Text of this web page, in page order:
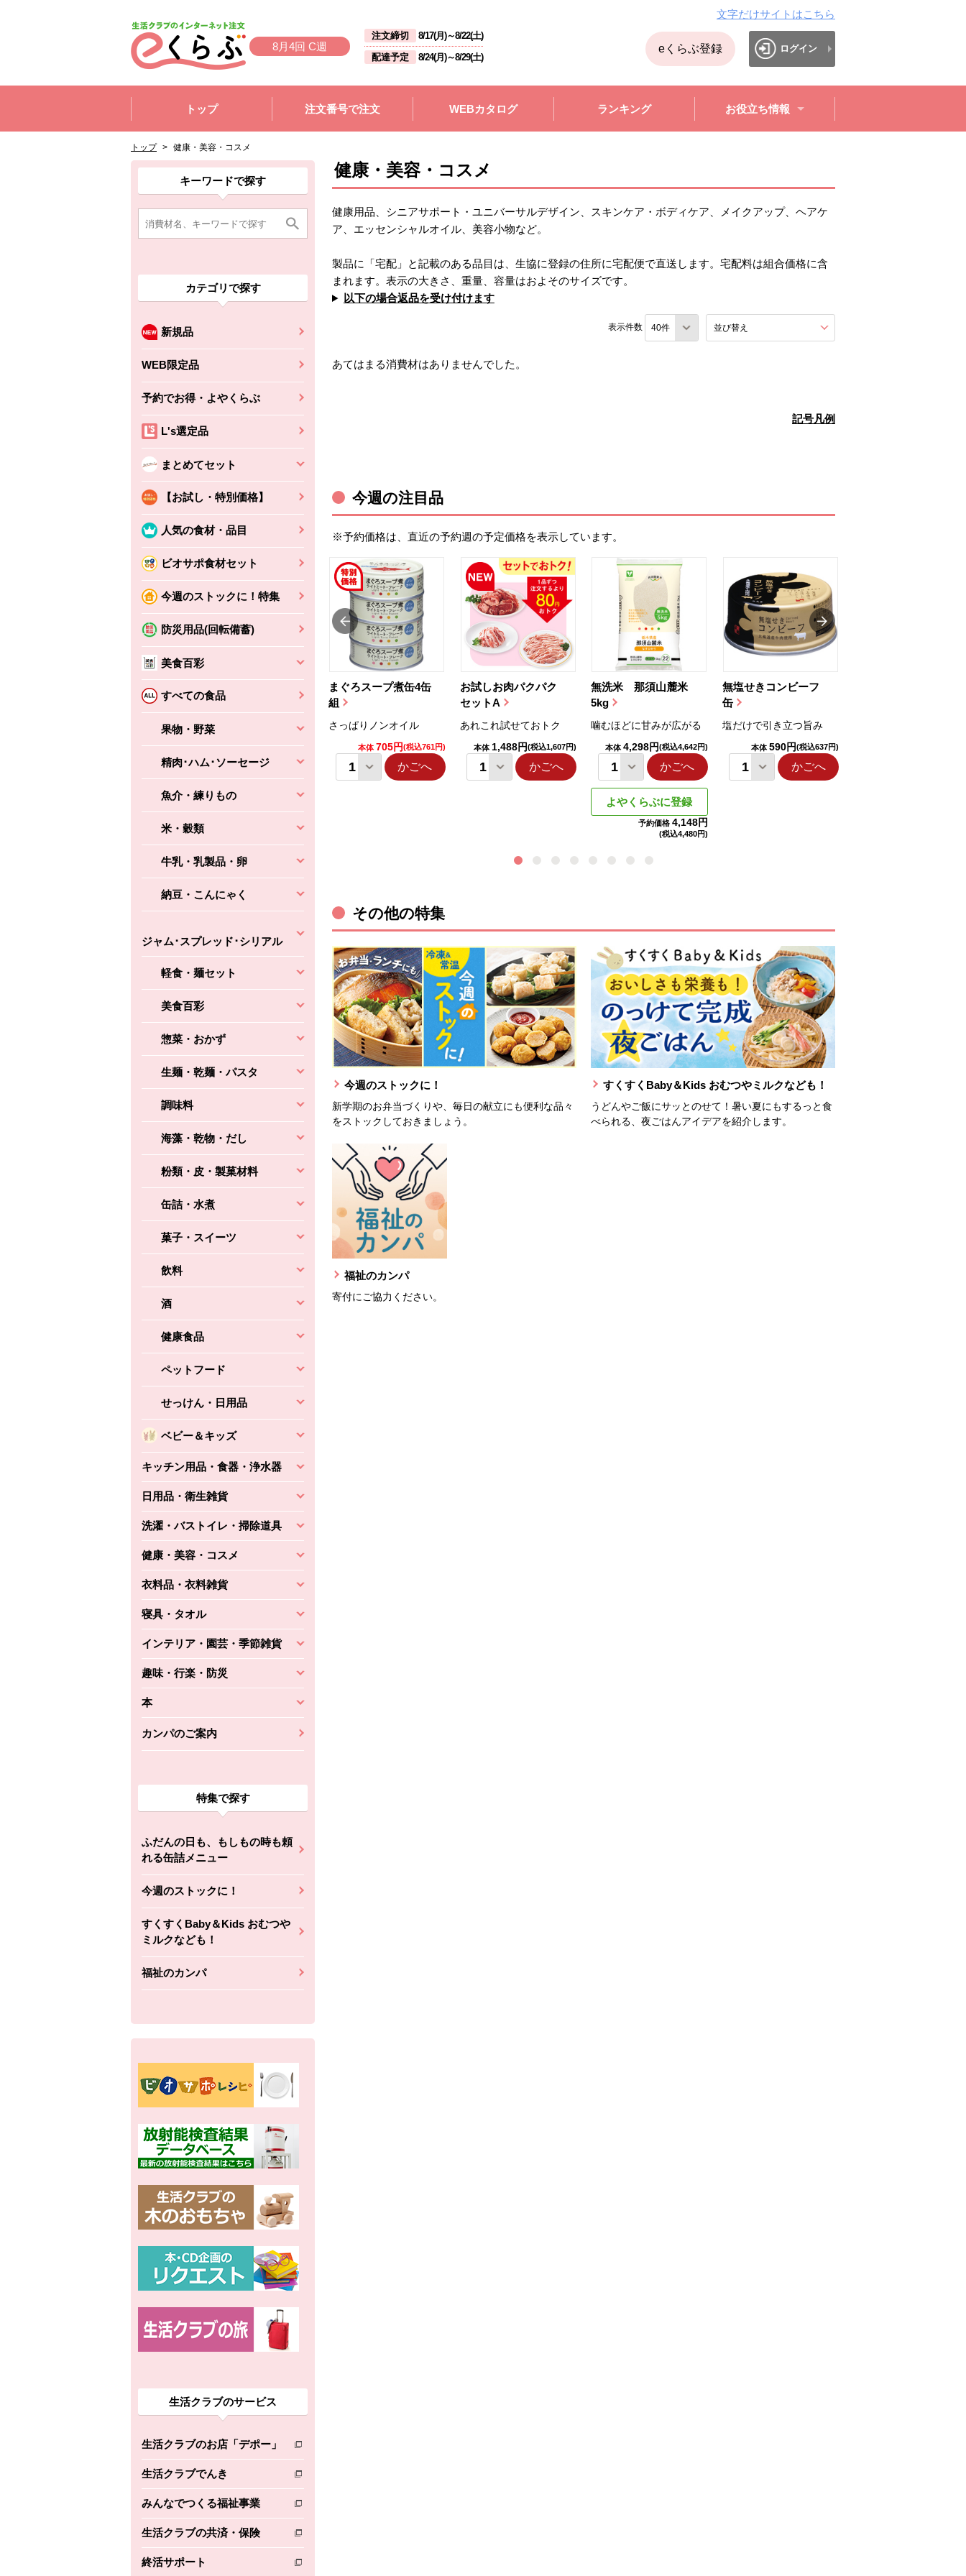
8月4回 C週
注文締切 8/17(月)～8/22(土)
配達予定
8/24(月)～8/29(土)
文字だけサイトはこちら
eくらぶ登録 ログイン
トップ
注文番号で注文 WEBカタログ ランキング お役立ち情報
トップ > 健康・美容・コスメ
ここから消費材検索メニューです。
キーワードで探す
カテゴリで探す
新規品
WEB限定品
予約でお得・よやくらぶ
L's選定品
まとめてセット
【お試し・特別価格】
人気の食材・品目
ビオサポ食材セット
今週のストックに！特集
防災用品(回転備蓄)
美食百彩
すべての食品
果物・野菜
精肉･ハム･ソーセージ
魚介・練りもの
米・穀類
牛乳・乳製品・卵
納豆・こんにゃく
ジャム･スプレッド･シリアル
軽食・麺セット
美食百彩
惣菜・おかず
生麺・乾麺・パスタ
調味料
海藻・乾物・だし
粉類・皮・製菓材料
缶詰・水煮
菓子・スイーツ
飲料
酒
健康食品
ペットフード
せっけん・日用品
ベビー＆キッズ
キッチン用品・食器・浄水器
日用品・衛生雑貨
洗濯・バストイレ・掃除道具
健康・美容・コスメ
衣料品・衣料雑貨
寝具・タオル
インテリア・園芸・季節雑貨
趣味・行楽・防災
本
カンパのご案内
特集で探す
ふだんの日も、もしもの時も頼
れる缶詰メニュー
今週のストックに！
すくすくBaby＆Kids おむつや
ミルクなども！
福祉のカンパ
消費材検索メニューここまで。
ここから本文です。
ここから組合員向けメニューです。
生活クラブのサービス
生活クラブのお店「デポー」
別のウィンドウで開きます。
生活クラブでんき
別のウィンドウで開きます。
みんなでつくる福祉事業
別のウィンドウで開きます。
生活クラブの共済・保険
別のウィンドウで開きます。
終活サポート
別のウィンドウで開きます。
組合員向けメニューここまで。
ここから本文です。 健康・美容・コスメ
健康用品、シニアサポート・ユニバーサルデザイン、スキンケア・ボディケア、メイクアップ、ヘアケ
ア、エッセンシャルオイル、美容小物など。
製品に「宅配」と記載のある品目は、生協に登録の住所に宅配便で直送します。宅配料は組合価格に含
まれます。表示の大きさ、重量、容量はおよそのサイズです。
以下の場合返品を受け付けます
表示件数 並び替え
あてはまる消費材はありませんでした。
記号凡例
今週の注目品
※予約価格は、直近の予約週の予定価格を表示しています。
まぐろスープ煮缶4缶
組
さっぱりノンオイル
本体 705円(税込761円)
かごへ
お試しお肉パクパク
セットA
あれこれ試せておトク
本体 1,488円(税込1,607円)
かごへ
無洗米 那須山麓米
5kg
噛むほどに甘みが広がる
本体 4,298円(税込4,642円)
かごへ
よやくらぶに登録
予約価格 4,148円
(税込4,480円)
無塩せきコンビーフ
缶
塩だけで引き立つ旨み
本体 590円(税込637円)
かごへ
ちょこっと揚げ（香
えびの風味がぶわっ！
(税込356円)
かごへ
バルサミコ
コク深くフルーティー
本体 (税込2,333円)
その他の特集
今週のストックに！
新学期のお弁当づくりや、毎日の献立にも便利な品々
をストックしておきましょう。
すくすくBaby＆Kids おむつやミルクなども！
うどんやご飯にサッとのせて！暑い夏にもするっと食
べられる、夜ごはんアイデアを紹介します。
福祉のカンパ
寄付にご協力ください。